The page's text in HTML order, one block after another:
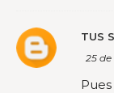
TUS
25 de